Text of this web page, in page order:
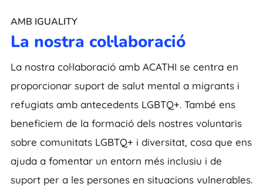
AMB IGUALITY
La nostra col·laboració
La nostra col·laboració amb ACATHI se centra en
proporcionar suport de salut mental a migrants i
refugiats amb antecedents LGBTQ+. També ens
beneficiem de la formació dels nostres voluntaris
sobre comunitats LGBTQ+ i diversitat, cosa que ens
ajuda a fomentar un entorn més inclusiu i de
suport per a les persones en situacions vulnerables.